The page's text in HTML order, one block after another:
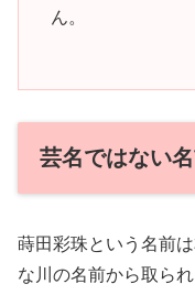
ん。
芸名ではない
蒔田彩珠という名前
な川の名前から取ら